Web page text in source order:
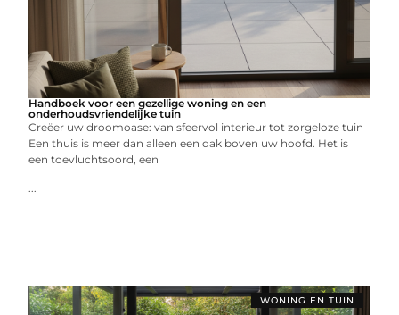
Handboek voor een gezellige woning en een
onderhoudsvriendelijke tuin
Creëer uw droomoase: van sfeervol interieur tot zorgeloze tuin
Een thuis is meer dan alleen een dak boven uw hoofd. Het is
een toevluchtsoord, een
...
WONING EN TUIN